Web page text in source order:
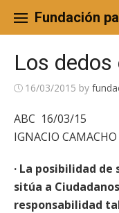
content
Fundación
Los
16/03/2015 by
ABC 16/03/15
IGNACIO CAMACHO
· La posibilidad de
sitúa a
responsabilidad